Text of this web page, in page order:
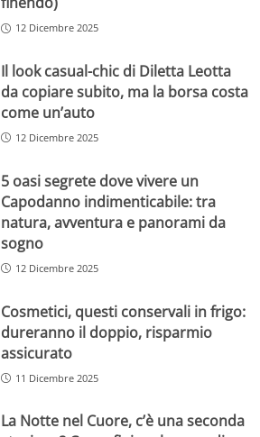
12 Dicembre 2025
Il look casual-chic di Diletta Leotta
da copiare subito, ma la borsa costa
come un’auto
12 Dicembre 2025
5 oasi segrete dove vivere un
Capodanno indimenticabile: tra
natura, avventura e panorami da
sogno
12 Dicembre 2025
Cosmetici, questi conservali in frigo:
dureranno il doppio, risparmio
assicurato
11 Dicembre 2025
La Notte nel Cuore, c’è una seconda